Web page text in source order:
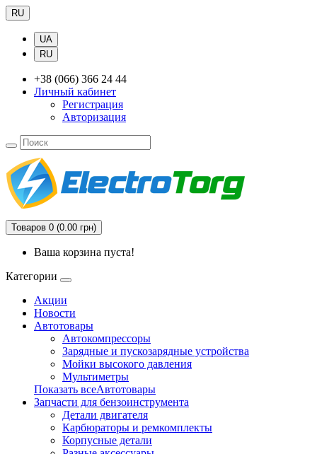
RU
UA
RU
+38 (066) 366 24 44
Личный кабинет
Регистрация
Авторизация
Товаров 0 (0.00 грн)
Ваша корзина пуста!
Категории
Акции
Новости
Автотовары
Автокомпрессоры
Зарядные и пускозарядные устройства
Мойки высокого давления
Мультиметры
Показать всеАвтотовары
Запчасти для бензоинструмента
Детали двигателя
Карбюраторы и ремкомплекты
Корпусные детали